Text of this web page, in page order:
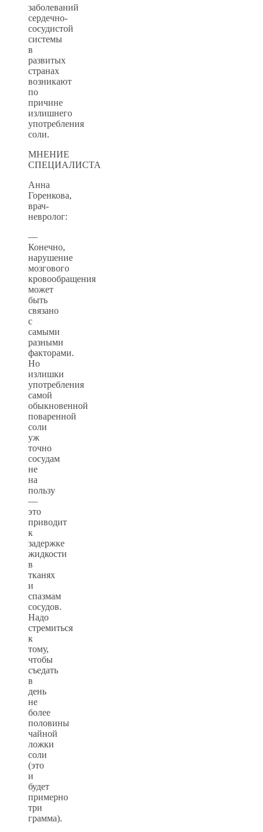
заболеваний
сердечно-
сосудистой
системы
в
развитых
странах
возникают
по
причине
излишнего
употребления
соли.
МНЕНИЕ
СПЕЦИАЛИСТА
Анна
Горенкова,
врач-
невролог:
—
Конечно,
нарушение
мозгового
кровообращения
может
быть
связано
с
самыми
разными
факторами.
Но
излишки
употребления
самой
обыкновенной
поваренной
соли
уж
точно
сосудам
не
на
пользу
—
это
приводит
к
задержке
жидкости
в
тканях
и
спазмам
сосудов.
Надо
стремиться
к
тому,
чтобы
съедать
в
день
не
более
половины
чайной
ложки
соли
(это
и
будет
примерно
три
грамма).